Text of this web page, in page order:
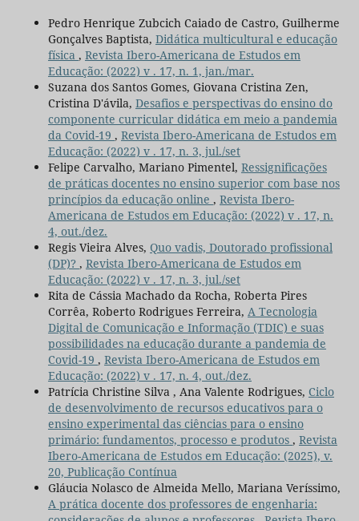
Pedro Henrique Zubcich Caiado de Castro, Guilherme
Gonçalves Baptista, Didática multicultural e educação
física , Revista Ibero-Americana de Estudos em
Educação: (2022) v . 17, n. 1, jan./mar.
Suzana dos Santos Gomes, Giovana Cristina Zen,
Cristina D'ávila, Desafios e perspectivas do ensino do
componente curricular didática em meio a pandemia
da Covid-19 , Revista Ibero-Americana de Estudos em
Educação: (2022) v . 17, n. 3, jul./set
Felipe Carvalho, Mariano Pimentel, Ressignificações
de práticas docentes no ensino superior com base nos
princípios da educação online , Revista Ibero-
Americana de Estudos em Educação: (2022) v . 17, n.
4, out./dez.
Regis Vieira Alves, Quo vadis, Doutorado profissional
(DP)? , Revista Ibero-Americana de Estudos em
Educação: (2022) v . 17, n. 3, jul./set
Rita de Cássia Machado da Rocha, Roberta Pires
Corrêa, Roberto Rodrigues Ferreira, A Tecnologia
Digital de Comunicação e Informação (TDIC) e suas
possibilidades na educação durante a pandemia de
Covid-19 , Revista Ibero-Americana de Estudos em
Educação: (2022) v . 17, n. 4, out./dez.
Patrícia Christine Silva , Ana Valente Rodrigues, Ciclo
de desenvolvimento de recursos educativos para o
ensino experimental das ciências para o ensino
primário: fundamentos, processo e produtos , Revista
Ibero-Americana de Estudos em Educação: (2025), v.
20, Publicação Contínua
Gláucia Nolasco de Almeida Mello, Mariana Veríssimo,
A prática docente dos professores de engenharia: